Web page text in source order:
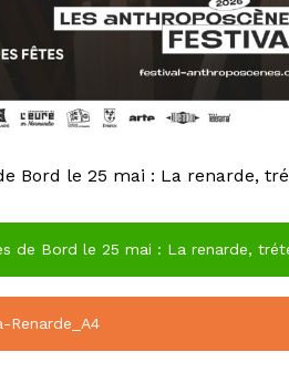
Bord le 25 mai : La renarde,
de Bord le 25 mai : La renarde,
Renarde_A4